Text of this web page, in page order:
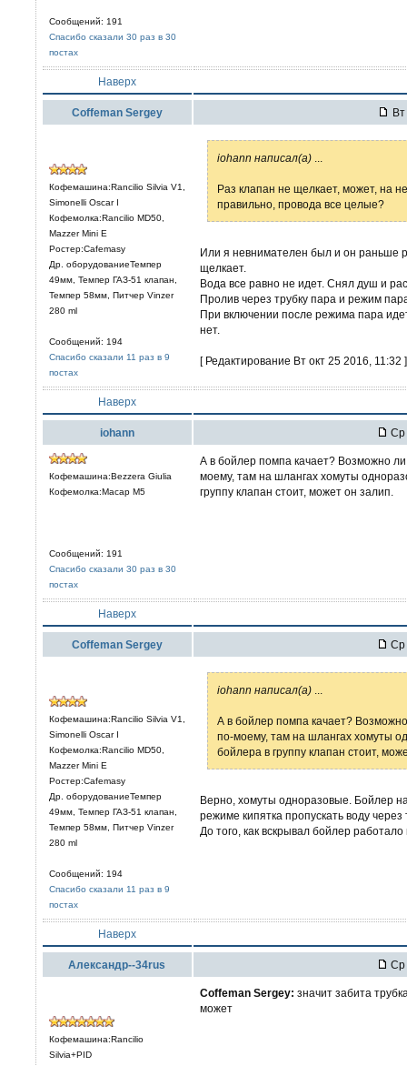
Сообщений: 191
Спасибо сказали 30 раз в 30
постах
Наверх
Coffeman Sergey
Кофемашина:Rancilio Silvia V1,
Simonelli Oscar I
Кофемолка:Rancilio MD50,
Mazzer Mini E
Ростер:Cafemasy
Др. оборудованиеТемпер
49мм, Темпер ГАЗ-51 клапан,
Темпер 58мм, Питчер Vinzer
280 ml
Сообщений: 194
Спасибо сказали 11 раз в 9
постах
iohann написал(а)
Раз клапан не щелкает, может, на
правильно, провода все целые?
Или я невнимателен был и он раньше
щелкает.
Вода все равно не идет. Снял душ и
Пролив через трубку пара и режим
При включении после режима пара
нет.
[ Редактирование Вт окт 25 2016, 11:32 ]
Наверх
iohann Ср
Кофемашина:Bezzera Giulia
Кофемолка:Macap M5
Сообщений: 191
Спасибо сказали 30 раз в 30
постах
А в бойлер помпа качает? Возможно
моему, там на шлангах хомуты
группу клапан стоит, может он залип.
Наверх
Coffeman Sergey Ср
Кофемашина:Rancilio Silvia V1,
Simonelli Oscar I
Кофемолка:Rancilio MD50,
Mazzer Mini E
Ростер:Cafemasy
Др. оборудованиеТемпер
49мм, Темпер ГАЗ-51 клапан,
Темпер 58мм, Питчер Vinzer
280 ml
Сообщений: 194
Спасибо сказали 11 раз в 9
постах
iohann написал(а)
А в бойлер помпа качает?
по-моему, там на шлангах хомуты
бойлера в группу клапан стоит,
Верно, хомуты одноразовые. Бойлер
режиме кипятка пропускать воду через
До того, как вскрывал бойлер
Наверх
Александр--34rus Ср
Кофемашина:Rancilio
Silvia+PID
Coffeman Sergey: значит забита
может